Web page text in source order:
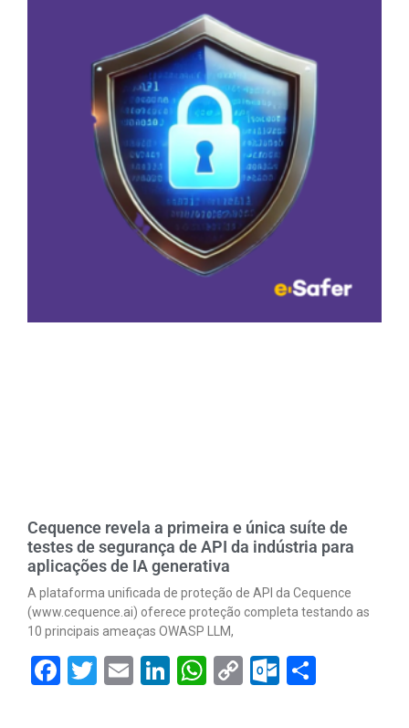
Cequence revela a primeira e única suíte de
testes de segurança de API da indústria para
aplicações de IA generativa
A plataforma unificada de proteção de API da Cequence
(www.cequence.ai) oferece proteção completa testando as
10 principais ameaças OWASP LLM,
Facebook
Twitter
EmailLinkedIn
WhatsApp
Copy